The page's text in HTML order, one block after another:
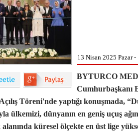
13 Nisan 2025 Pazar
BYTURCO
Cumhurbaşkanı
Töreni'nde yaptığı konuşmada,
ülkemizi, dünyanın en geniş uçuş
küresel ölçekte en üst lige